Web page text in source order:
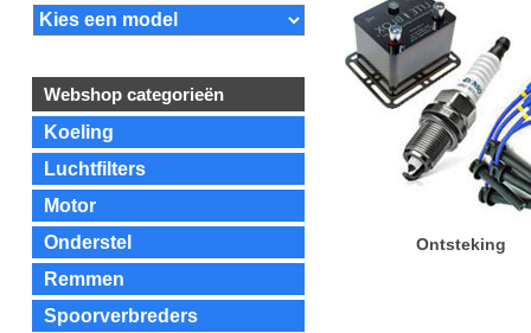
Webshop categorieën
Koeling
Luchtfilters
Motor
Onderstel
Remmen
Spoorverbreders
Ontsteking